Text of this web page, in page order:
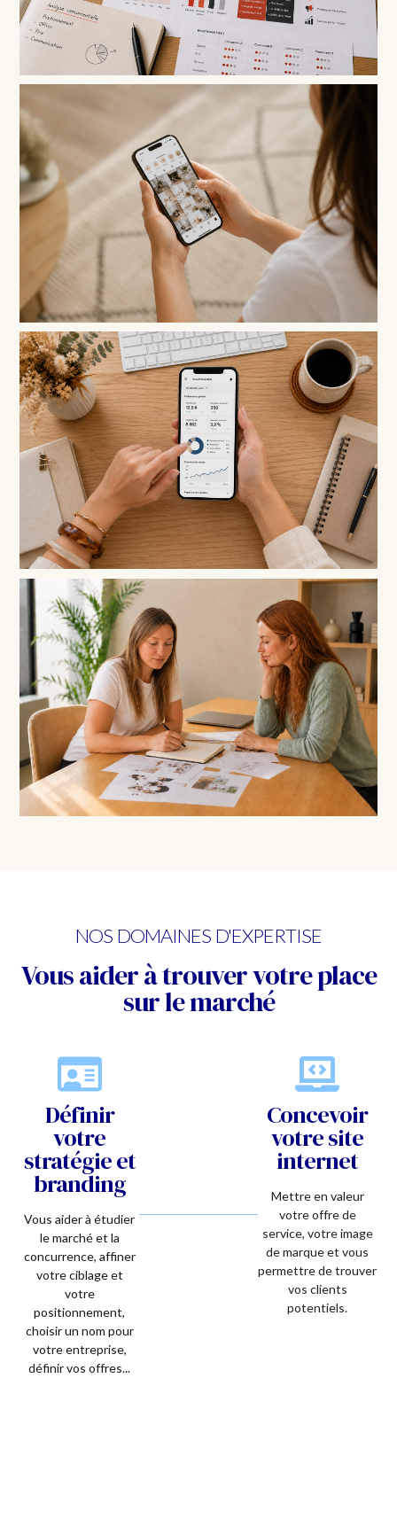
NOS DOMAINES D'EXPERTISE
Vous aider à trouver votre place
sur le marché
Définir
votre
stratégie et
branding
Vous aider à étudier
le marché et la
concurrence, affiner
votre ciblage et
votre
positionnement,
choisir un nom pour
votre entreprise,
définir vos offres...
Concevoir
votre site
internet
Mettre en valeur
votre offre de
service, votre image
de marque et vous
permettre de trouver
vos clients
potentiels.